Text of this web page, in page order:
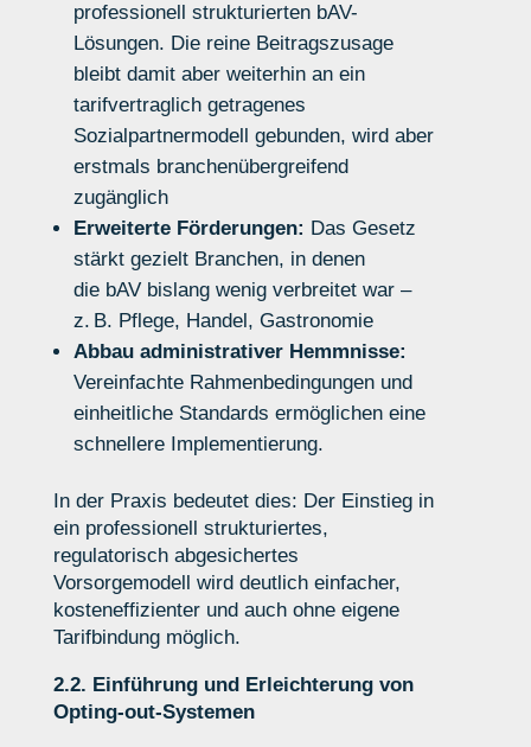
professionell strukturierten bAV-
Lösungen. Die reine Beitragszusage
bleibt damit aber weiterhin an ein
tarifvertraglich getragenes
Sozialpartnermodell gebunden, wird aber
erstmals branchenübergreifend
zugänglich
Erweiterte Förderungen: Das Gesetz
stärkt gezielt Branchen, in denen
die bAV bislang wenig verbreitet war –
z. B. Pflege, Handel, Gastronomie
Abbau administrativer Hemmnisse:
Vereinfachte Rahmenbedingungen und
einheitliche Standards ermöglichen eine
schnellere Implementierung.
In der Praxis bedeutet dies: Der Einstieg in
ein professionell strukturiertes,
regulatorisch abgesichertes
Vorsorgemodell wird deutlich einfacher,
kosteneffizienter und auch ohne eigene
Tarifbindung möglich.
2.2. Einführung und Erleichterung von
Opting-out-Systemen